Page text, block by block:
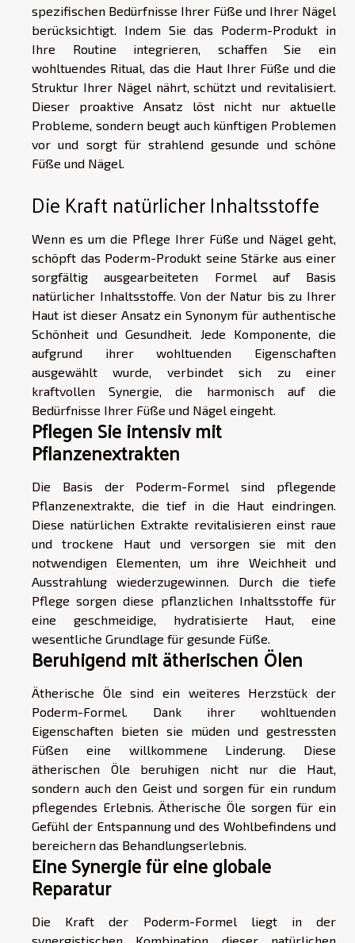
spezifischen Bedürfnisse Ihrer Füße und Ihrer Nägel
berücksichtigt. Indem Sie das Poderm-Produkt in
Ihre Routine integrieren, schaffen Sie ein
wohltuendes Ritual, das die Haut Ihrer Füße und die
Struktur Ihrer Nägel nährt, schützt und revitalisiert.
Dieser proaktive Ansatz löst nicht nur aktuelle
Probleme, sondern beugt auch künftigen Problemen
vor und sorgt für strahlend gesunde und schöne
Füße und Nägel.
Die Kraft natürlicher Inhaltsstoffe
Wenn es um die Pflege Ihrer Füße und Nägel geht,
schöpft das Poderm-Produkt seine Stärke aus einer
sorgfältig ausgearbeiteten Formel auf Basis
natürlicher Inhaltsstoffe. Von der Natur bis zu Ihrer
Haut ist dieser Ansatz ein Synonym für authentische
Schönheit und Gesundheit. Jede Komponente, die
aufgrund ihrer wohltuenden Eigenschaften
ausgewählt wurde, verbindet sich zu einer
kraftvollen Synergie, die harmonisch auf die
Bedürfnisse Ihrer Füße und Nägel eingeht.
Pflegen Sie intensiv mit
Pflanzenextrakten
Die Basis der Poderm-Formel sind pflegende
Pflanzenextrakte, die tief in die Haut eindringen.
Diese natürlichen Extrakte revitalisieren einst raue
und trockene Haut und versorgen sie mit den
notwendigen Elementen, um ihre Weichheit und
Ausstrahlung wiederzugewinnen. Durch die tiefe
Pflege sorgen diese pflanzlichen Inhaltsstoffe für
eine geschmeidige, hydratisierte Haut, eine
wesentliche Grundlage für gesunde Füße.
Beruhigend mit ätherischen Ölen
Ätherische Öle sind ein weiteres Herzstück der
Poderm-Formel. Dank ihrer wohltuenden
Eigenschaften bieten sie müden und gestressten
Füßen eine willkommene Linderung. Diese
ätherischen Öle beruhigen nicht nur die Haut,
sondern auch den Geist und sorgen für ein rundum
pflegendes Erlebnis. Ätherische Öle sorgen für ein
Gefühl der Entspannung und des Wohlbefindens und
bereichern das Behandlungserlebnis.
Eine Synergie für eine globale
Reparatur
Die Kraft der Poderm-Formel liegt in der